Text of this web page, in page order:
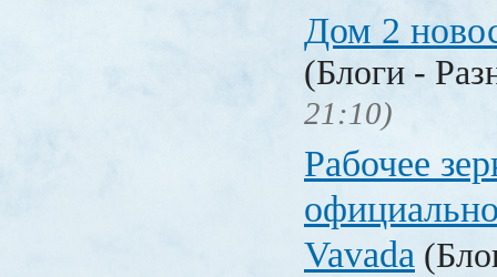
Дом 2
(Блоги -
21:10)
Рабочее
Vavada